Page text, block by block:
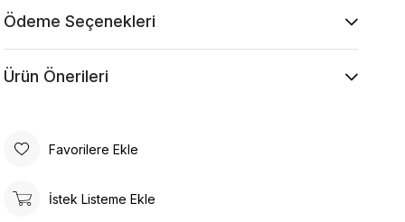
sofistike bir görünüm elde edilir.
Ürün Özellikleri
Kumaş : %30 Viskon %20 Pamuk %50 Akrilik
Kol : 60,5 cm
Model Ölçüsü
Kalça: 92 cm
Ödeme Seçenekleri
Ürün Önerileri
Favorilere Ekle
İstek Listeme Ekle